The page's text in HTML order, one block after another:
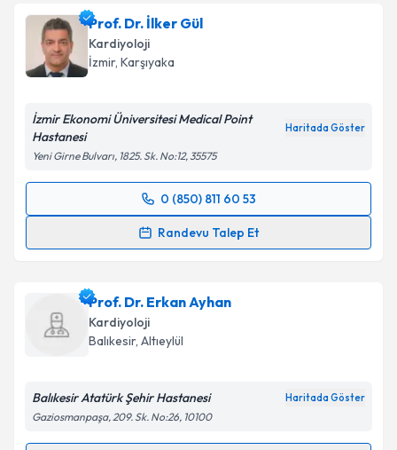
Prof. Dr. İlker Gül
Kardiyoloji
İzmir, Karşıyaka
İzmir Ekonomi Üniversitesi Medical Point
Hastanesi
Haritada Göster
Yeni Girne Bulvarı, 1825. Sk. No:12, 35575
0 (850) 811 60 53
Randevu Talep Et
Randevu Takvimi Talebi
takvim hazırlandığında e-posta ile bilgilendireceğiz.
E-posta Adresiniz
Kişisel verilerimin işlenmesine ilişkin
Metni'ni okudum ve kişisel verilerimin belirtilen
Prof. Dr. Erkan Ayhan
Kardiyoloji
Balıkesir, Altıeylül
Balıkesir Atatürk Şehir Hastanesi Haritada Göster
Gaziosmanpaşa, 209. Sk. No:26, 10100